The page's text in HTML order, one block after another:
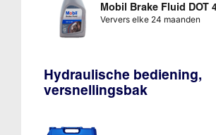
Mobil Brake Fluid DOT
Ververs elke 24 maanden
Hydraulische bediening,
versnellingsbak